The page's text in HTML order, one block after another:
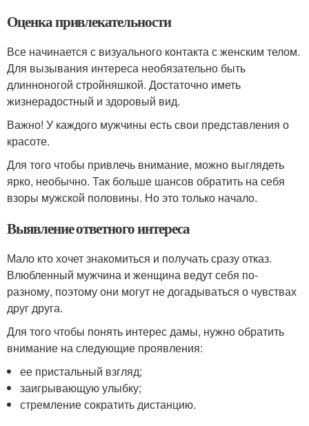
Оценка привлекательности
Все начинается с визуального контакта с женским телом.
Для вызывания интереса необязательно быть
длинноногой стройняшкой. Достаточно иметь
жизнерадостный и здоровый вид.
Важно! У каждого мужчины есть свои представления о
красоте.
Для того чтобы привлечь внимание, можно выглядеть
ярко, необычно. Так больше шансов обратить на себя
взоры мужской половины. Но это только начало.
Выявление ответного интереса
Мало кто хочет знакомиться и получать сразу отказ.
Влюбленный мужчина и женщина ведут себя по-
разному, поэтому они могут не догадываться о чувствах
друг друга.
Для того чтобы понять интерес дамы, нужно обратить
внимание на следующие проявления:
ее пристальный взгляд;
заигрывающую улыбку;
стремление сократить дистанцию.